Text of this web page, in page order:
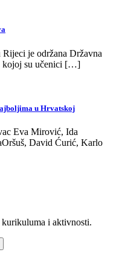
je održana Državna
kojoj su učenici […]
u Hrvatskoj
Eva Mirović, Ida
David Ćurić, Karlo
kurikuluma i aktivnosti.